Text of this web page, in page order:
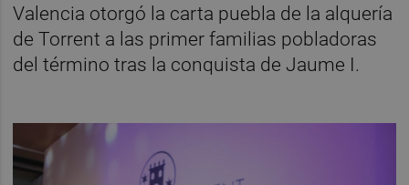
Valencia otorgó la carta puebla de la alquería
de Torrent a las primer familias pobladoras
del término tras la conquista de Jaume I.